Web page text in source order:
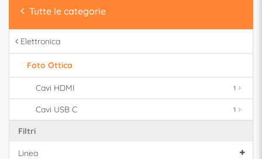
Tutte le categorie
Elettronica
Foto Ottica
1
Cavi HDMI
1
Cavi USB C
Filtri
Linea